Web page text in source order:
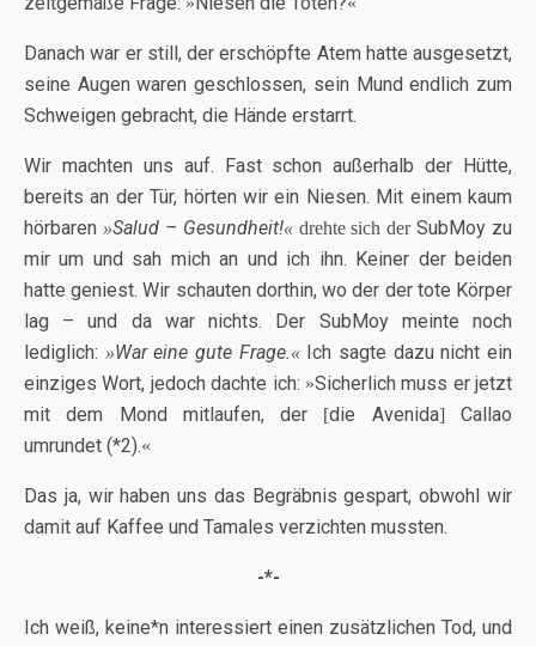
Danach war er still, der erschöpfte Atem hatte ausgesetzt,
seine Augen waren geschlossen, sein Mund endlich zum
Schweigen gebracht, die Hände erstarrt.
Wir machten uns auf. Fast schon außerhalb der Hütte,
bereits an der Tür, hörten wir ein Niesen. Mit einem kaum
hörbaren »Salud – Gesundheit!«drehte sich derSubMoy zu
mir um und sah mich an und ich ihn. Keiner der beiden
hatte geniest. Wir schauten dorthin, wo der der tote Körper
lag – und da war nichts. Der SubMoy meinte noch
lediglich: »War eine gute Frage.«Ich sagte dazu nicht ein
einziges Wort, jedoch dachte ich: »Sicherlich muss er jetzt
mit dem Mond mitlaufen, der [die Avenida]Callao
umrundet (*2).«
Das ja, wir haben uns das Begräbnis gespart, obwohl wir
damit auf Kaffee und Tamales verzichten mussten.
-*-
Ich weiß, keine*n interessiert einen zusätzlichen Tod, und